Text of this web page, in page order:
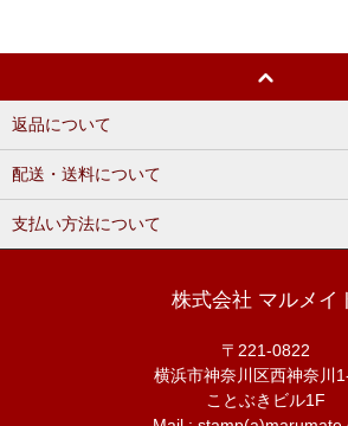
返品について
配送・送料について
支払い方法について
株式会社 マルメイ
〒221-0822
横浜市神奈川区西神奈川
ことぶきビル1F